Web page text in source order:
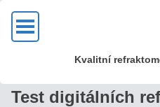
Kvalitní
Test digitálních